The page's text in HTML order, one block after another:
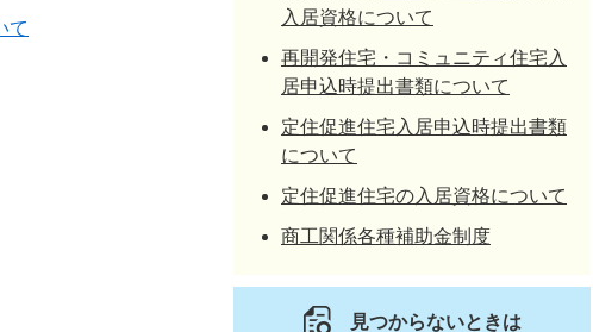
て
入居資格について
再開発住宅・コミュニティ住宅入
居申込時提出書類について
定住促進住宅入居申込時提出書類
について
定住促進住宅の入居資格について
商工関係各種補助金制度
見つからないときは